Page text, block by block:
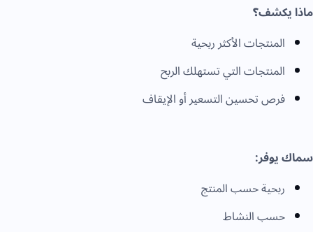
ماذا يكشف؟
المنتجات الأكثر ربحية
المنتجات التي تستهلك الربح
فرص تحسين التسعير أو الإيقاف
سماك يوفر:
ربحية حسب المنتج
حسب النشاط